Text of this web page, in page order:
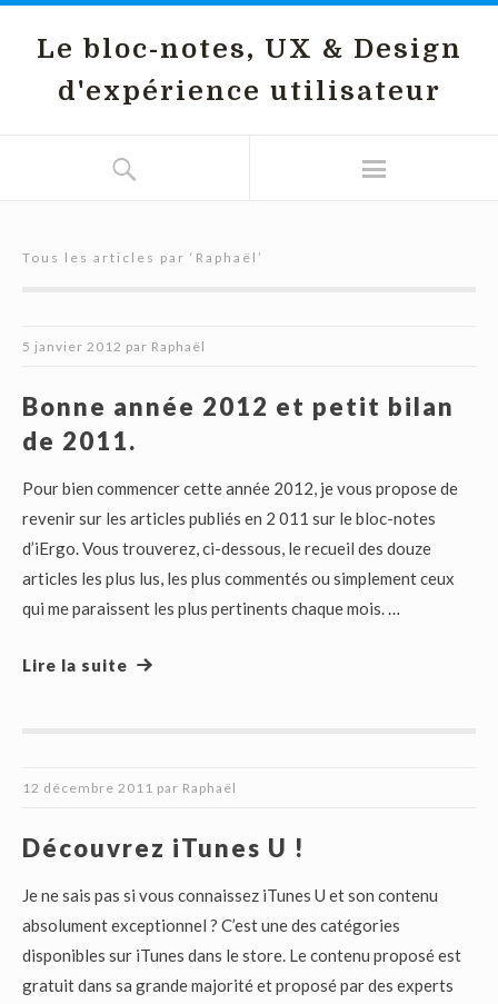
Le bloc-notes, UX & Design
d'expérience utilisateur
Tous les articles par ‘ Raphaël ’
5 janvier 2012 par Raphaël
Bonne année 2012 et petit bilan
de 2011.
Pour bien commencer cette année 2012, je vous propose de
revenir sur les articles publiés en 2 011 sur le bloc-notes
d’iErgo. Vous trouverez, ci-dessous, le recueil des douze
articles les plus lus, les plus commentés ou simplement ceux
qui me paraissent les plus pertinents chaque mois. …
Lire la suite
12 décembre 2011 par Raphaël
Découvrez iTunes U !
Je ne sais pas si vous connaissez iTunes U et son contenu
absolument exceptionnel ? C’est une des catégories
disponibles sur iTunes dans le store. Le contenu proposé est
gratuit dans sa grande majorité et proposé par des experts